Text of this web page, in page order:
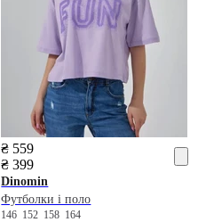
₴ 559
₴ 399
Dinomin
Футболки і поло
146 152 158 164